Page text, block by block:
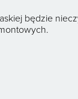
będzie